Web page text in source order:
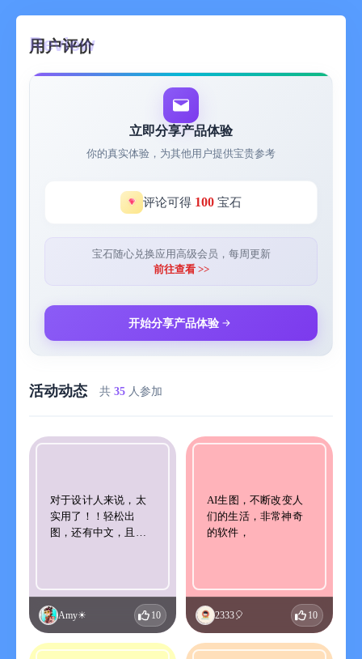
花钱。
- Stable Diffusion
支持SD和SDXL，目前开放只需输入关键词，即可生成图片，
SDXL图片更加精美。
提供了大量的参考图，不知道要做什么的时候，可以在图库找到
自己喜欢的风格，点击查看提示词，你可以更加图片提示词来生
是想成为复仇者联盟中的一员，或者是穿上漂亮的衣服，或者是
穿越到古代穿上古装舞剑，这些都能满足你的幻想。
不满意自己的胸围吗？使用胸围调整，AI帮你扩大胸围，让你的
- 生成皮克斯3D动漫头像
像，你现在不需要去小红书找别人画，你自己就可以成为画家，
不求别人，自己调整最满意的头像。
现在不需要去小红书找别人画，你自己就可以实现效果，不求别
两个人拍好看的情侣照片，生成卡通形象，在充满爱意的环境，
更多APP功能请在APP内体验，APP会随时更新最新的最炫酷的
功能给大家。
官方网站：https://dreamforge.top
用户评价
立即分享产品体验
你的真实体验，为其他用户提供宝贵参考
评论可得 100 宝石
宝石随心兑换应用高级会员，每周更新
前往查看 >>
开始分享产品体验
活动动态 共 35 人参加
对于设计人来说，太
实用了！！轻松出
图，还有中文，且不
Amy☀ 10
AI生图，不断改变人
们的生活，非常神奇
的软件，
2333🎈 10